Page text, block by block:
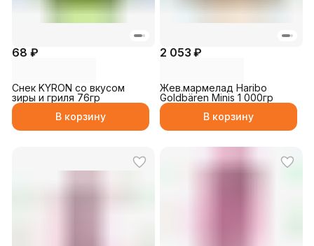
68 ₽
Снек KYRON со вкусом
зиры и гриля 76гр
В корзину
2 053 ₽
Жев.мармелад Haribo
Goldbären Minis 1 000гр
В корзину